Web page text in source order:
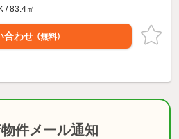
/ 83.4㎡
合わせ （無料）
件メール通知